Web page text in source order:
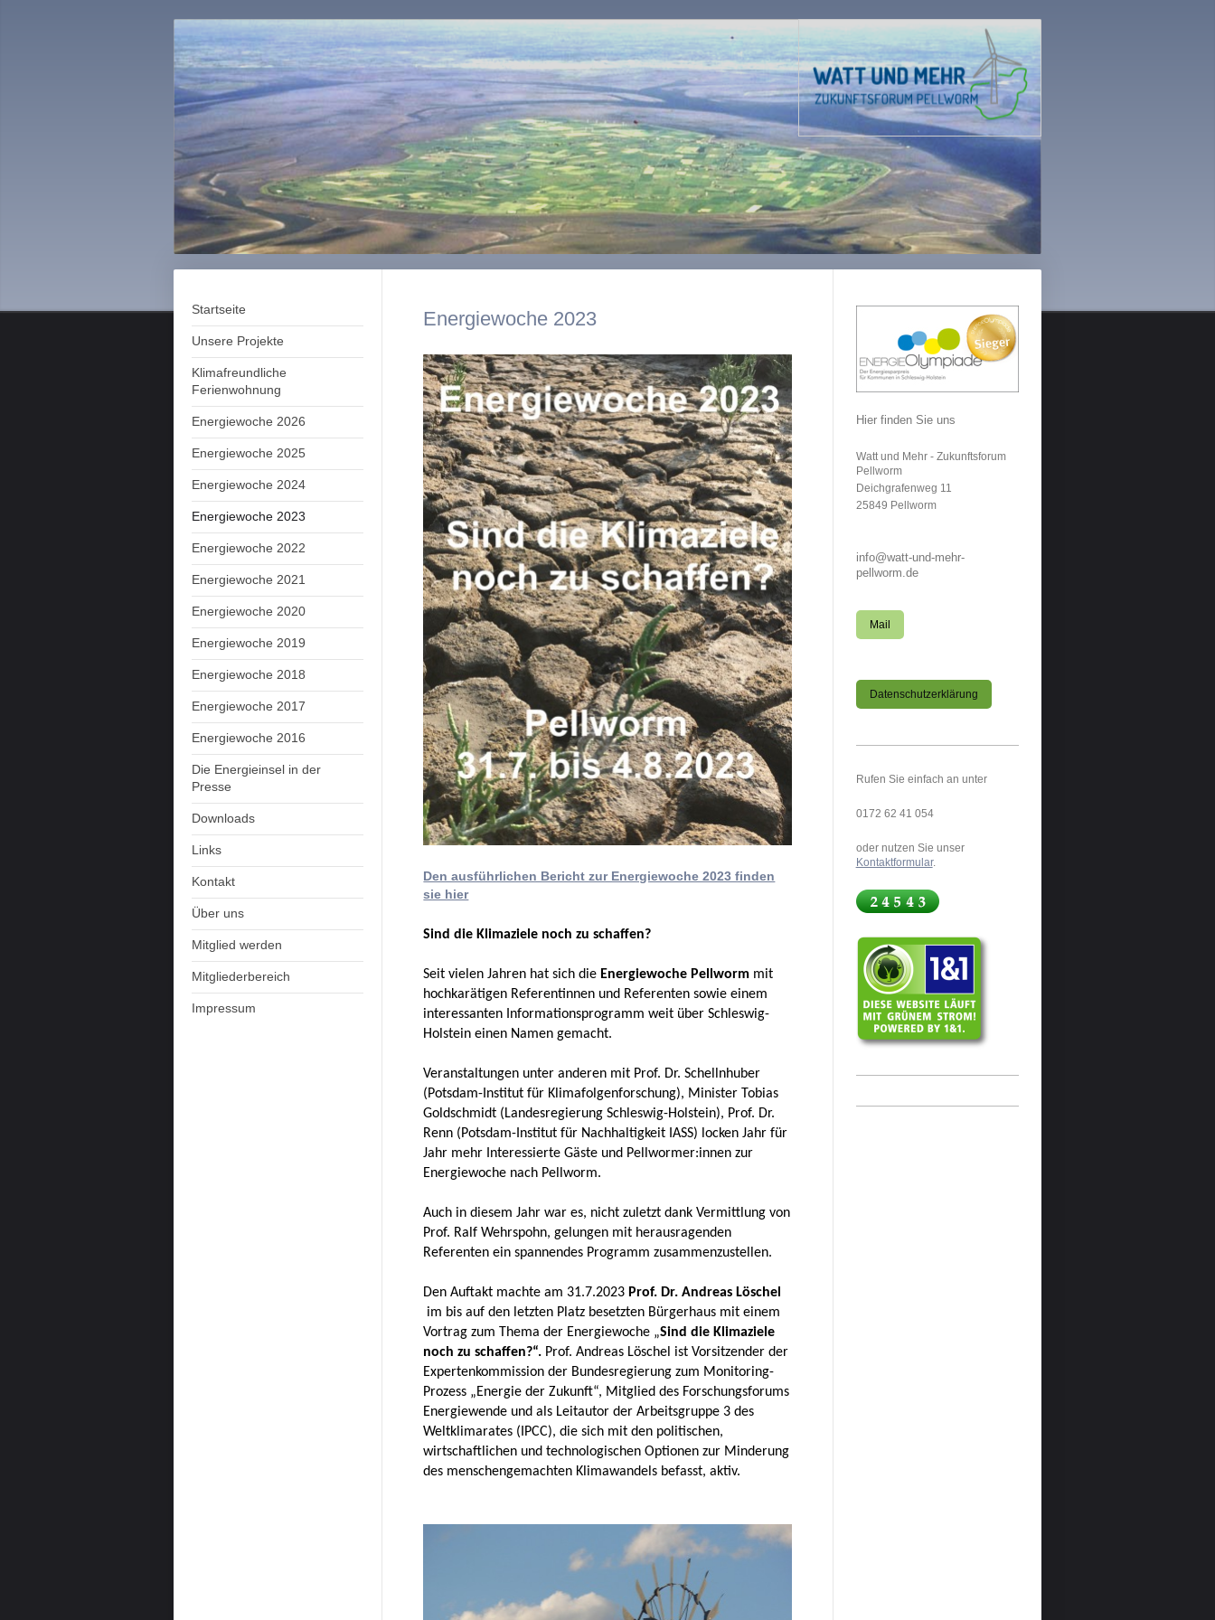
Startseite
Unsere Projekte
Klimafreundliche
Ferienwohnung
Energiewoche 2026
Energiewoche 2025
Energiewoche 2024
Energiewoche 2023
Energiewoche 2022
Energiewoche 2021
Energiewoche 2020
Energiewoche 2019
Energiewoche 2018
Energiewoche 2017
Energiewoche 2016
Die Energieinsel in der
Presse
Downloads
Links
Kontakt
Über uns
Mitglied werden
Mitgliederbereich
Impressum
Energiewoche 2023
Den ausführlichen Bericht zur Energiewoche 2023 finden
sie hier
Sind die Klimaziele noch zu schaffen?
Seit vielen Jahren hat sich die Energiewoche Pellworm mit
hochkarätigen Referentinnen und Referenten sowie einem
interessanten Informationsprogramm weit über Schleswig-
Holstein einen Namen gemacht.
Veranstaltungen unter anderen mit Prof. Dr. Schellnhuber
(Potsdam-Institut für Klimafolgenforschung), Minister Tobias
Goldschmidt (Landesregierung Schleswig-Holstein), Prof. Dr.
Renn (Potsdam-Institut für Nachhaltigkeit IASS) locken Jahr für
Jahr mehr Interessierte Gäste und Pellwormer:innen zur
Energiewoche nach Pellworm.
Auch in diesem Jahr war es, nicht zuletzt dank Vermittlung von
Prof. Ralf Wehrspohn, gelungen mit herausragenden
Referenten ein spannendes Programm zusammenzustellen.
Den Auftakt machte am 31.7.2023Prof. Dr. Andreas Löschel
im bis auf den letzten Platz besetzten Bürgerhaus mit einem
Vortrag zum Thema der Energiewoche „Sind die Klimaziele
noch zu schaffen?“. Prof. Andreas Löschel ist Vorsitzender der
Expertenkommission der Bundesregierung zum Monitoring-
Prozess „Energie der Zukunft“, Mitglied des Forschungsforums
Energiewende und als Leitautor der Arbeitsgruppe 3 des
Weltklimarates (IPCC), die sich mit den politischen,
wirtschaftlichen und technologischen Optionen zur Minderung
des menschengemachten Klimawandels befasst, aktiv.
Hier finden Sie uns
Watt und Mehr - Zukunftsforum
Pellworm
Deichgrafenweg 11
25849 Pellworm
info@watt-und-mehr-
pellworm.de
Mail
Datenschutzerklärung
Rufen Sie einfach an unter
0172 62 41 054
oder nutzen Sie unser
Kontaktformular.